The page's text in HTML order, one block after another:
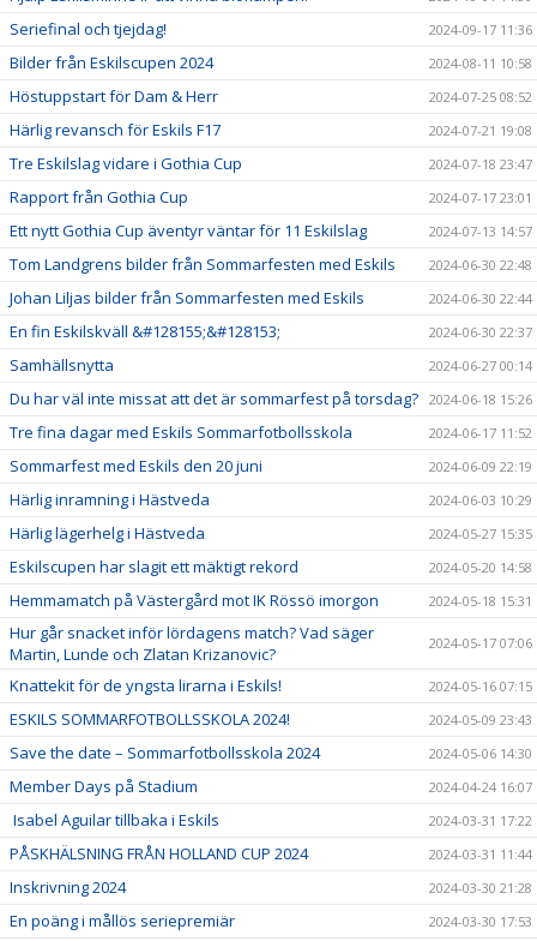
Seriefinal och tjejdag! 2024-09-17 11:36
Bilder från Eskilscupen 2024 2024-08-11 10:58
Höstuppstart för Dam & Herr 2024-07-25 08:52
Härlig revansch för Eskils F17 2024-07-21 19:08
Tre Eskilslag vidare i Gothia Cup 2024-07-18 23:47
Rapport från Gothia Cup 2024-07-17 23:01
Ett nytt Gothia Cup äventyr väntar för 11 Eskilslag 2024-07-13 14:57
Tom Landgrens bilder från Sommarfesten med Eskils 2024-06-30 22:48
Johan Liljas bilder från Sommarfesten med Eskils 2024-06-30 22:44
En fin Eskilskväll &#128155;&#128153; 2024-06-30 22:37
Samhällsnytta 2024-06-27 00:14
Du har väl inte missat att det är sommarfest på torsdag? 2024-06-18 15:26
Tre fina dagar med Eskils Sommarfotbollsskola 2024-06-17 11:52
Sommarfest med Eskils den 20 juni 2024-06-09 22:19
Härlig inramning i Hästveda 2024-06-03 10:29
Härlig lägerhelg i Hästveda 2024-05-27 15:35
Eskilscupen har slagit ett mäktigt rekord 2024-05-20 14:58
Hemmamatch på Västergård mot IK Rössö imorgon 2024-05-18 15:31
Hur går snacket inför lördagens match? Vad säger
Martin, Lunde och Zlatan Krizanovic?
2024-05-17 07:06
Knattekit för de yngsta lirarna i Eskils! 2024-05-16 07:15
ESKILS SOMMARFOTBOLLSSKOLA 2024! 2024-05-09 23:43
Save the date – Sommarfotbollsskola 2024 2024-05-06 14:30
Member Days på Stadium 2024-04-24 16:07
Isabel Aguilar tillbaka i Eskils 2024-03-31 17:22
PÅSKHÄLSNING FRÅN HOLLAND CUP 2024 2024-03-31 11:44
Inskrivning 2024 2024-03-30 21:28
En poäng i mållös seriepremiär 2024-03-30 17:53